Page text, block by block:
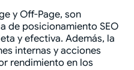
y Off-Page, son
de posicionamiento SEO
y efectiva. Además, la
internas y acciones
rendimiento en los